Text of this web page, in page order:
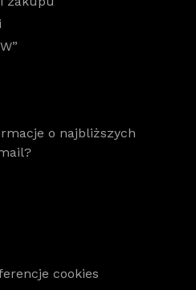
o najbliższych
cookies